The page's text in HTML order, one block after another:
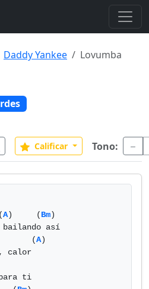
Daddy Yankee Lovumba
Calificar Tono:
A)     (Bm)
bailando así
(A)
calor
ti